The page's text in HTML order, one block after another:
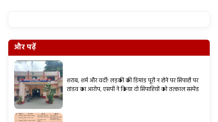
और पढ़ें
शराब, शर्म और वर्दी! लड़की की डिमांड पूरी न होने पर सिपाही पर
तांडव का आरोप, एसपी ने किया दो सिपाहियों को तत्काल सस्पेंड